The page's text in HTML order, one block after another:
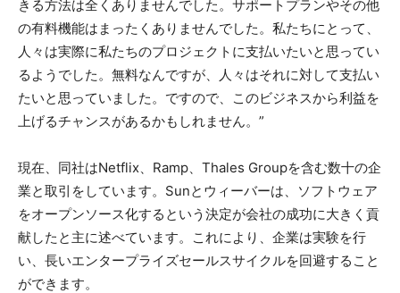
きる方法は全くありませんでした。サポートプランやその他
の有料機能はまったくありませんでした。私たちにとって、
人々は実際に私たちのプロジェクトに支払いたいと思ってい
るようでした。無料なんですが、人々はそれに対して支払い
たいと思っていました。ですので、このビジネスから利益を
上げるチャンスがあるかもしれません。”
現在、同社はNetflix、Ramp、Thales Groupを含む数十の企
業と取引をしています。Sunとウィーバーは、ソフトウェア
をオープンソース化するという決定が会社の成功に大きく貢
献したと主に述べています。これにより、企業は実験を行
い、長いエンタープライズセールスサイクルを回避すること
ができます。